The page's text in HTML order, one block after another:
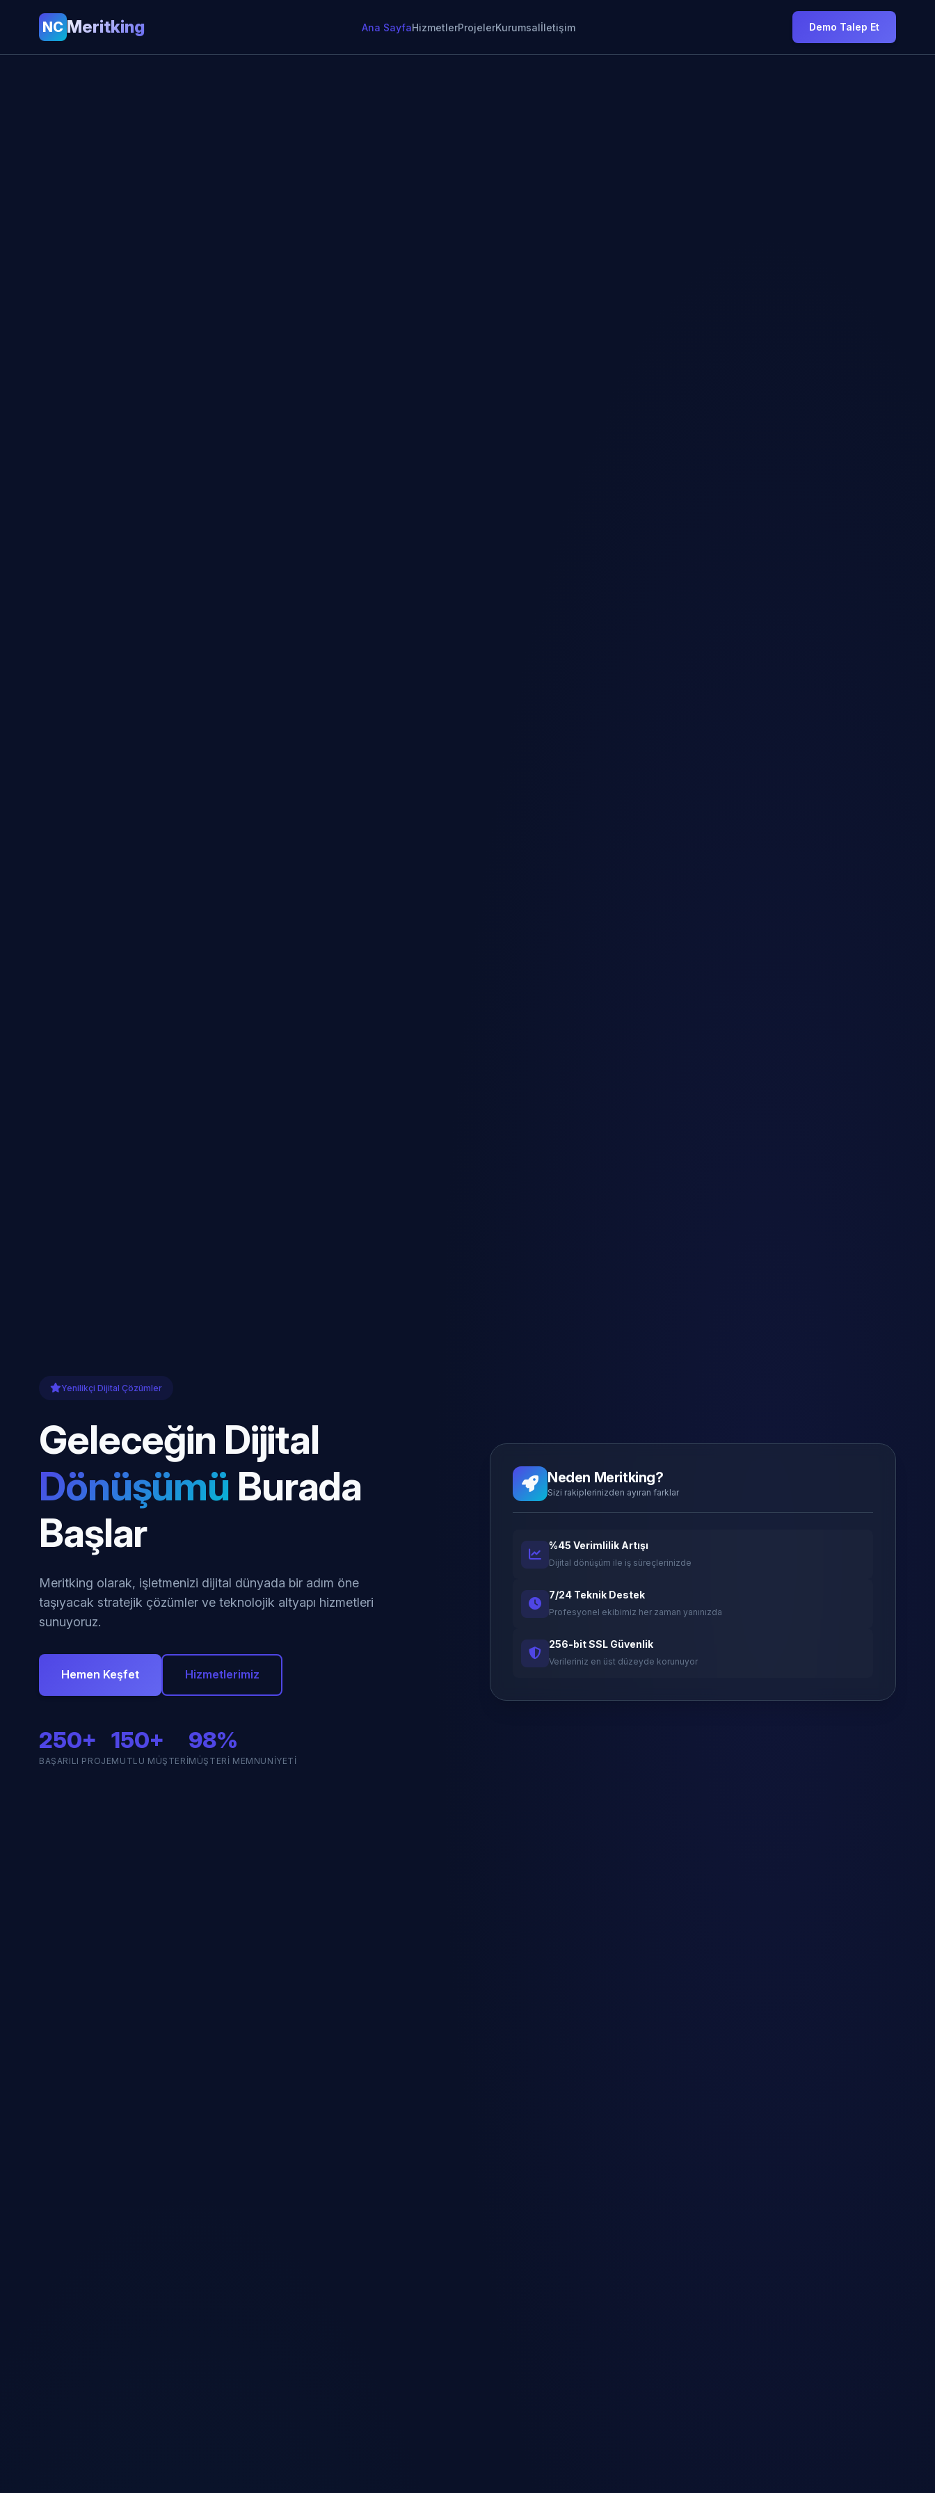
NC Meritking Ana SayfaHizmetlerProjelerKurumsalİletişim Demo Talep Et
Yenilikçi Dijital Çözümler
Geleceğin Dijital
Dönüşümü Burada
Başlar
Meritking olarak, işletmenizi dijital dünyada bir adım öne
taşıyacak stratejik çözümler ve teknolojik altyapı hizmetleri
sunuyoruz.
Hemen Keşfet Hizmetlerimiz
250+
BAŞARILI PROJE
150+
MUTLU MÜŞTERI
98%
MÜŞTERI MEMNUNIYETI
Neden Meritking?
Sizi rakiplerinizden ayıran farklar
%45 Verimlilik Artışı
Dijital dönüşüm ile iş süreçlerinizde
7/24 Teknik Destek
Profesyonel ekibimiz her zaman yanınızda
256-bit SSL Güvenlik
Verileriniz en üst düzeyde korunuyor